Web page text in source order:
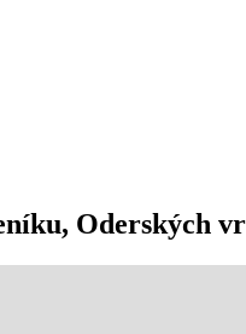
Oderských